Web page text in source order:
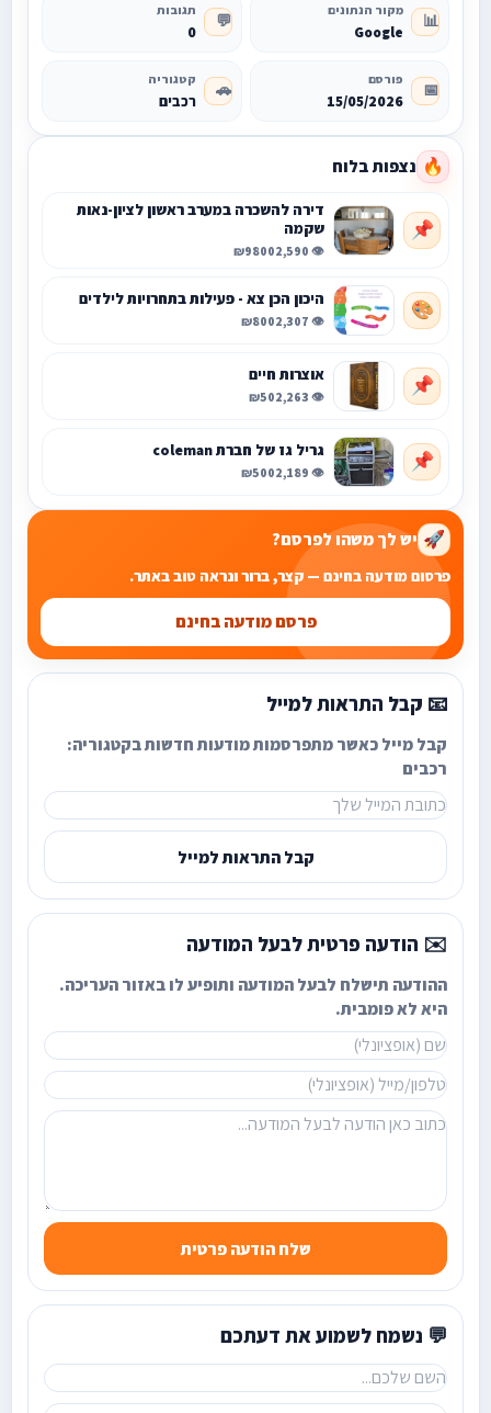
📊 מקור הנתונים
Google
💬 תגובות
0
📅 פורסם
15/05/2026
🚗 קטגוריה
רכבים
🔥 נצפות בלוח
📌
דירה להשכרה במערב ראשון לציון-נאות
שקמה
👁️ 2,590
₪9800
🎨 היכון הכן צא - פעילות בתחרויות לילדים
👁️ 2,307
₪800
📌 אוצרות חיים
👁️ 2,263
₪50
📌 גריל גז של חברת coleman
👁️ 2,189
₪500
🚀 יש לך משהו לפרסם?
פרסום מודעה בחינם — קצר, ברור ונראה טוב באתר.
פרסם מודעה בחינם
📧 קבל התראות למייל
קבל מייל כאשר מתפרסמות מודעות חדשות בקטגוריה:
רכבים
קבל התראות למייל
✉️ הודעה פרטית לבעל המודעה
ההודעה תישלח לבעל המודעה ותופיע לו באזור העריכה.
היא לא פומבית.
שלח הודעה פרטית
💬 נשמח לשמוע את דעתכם